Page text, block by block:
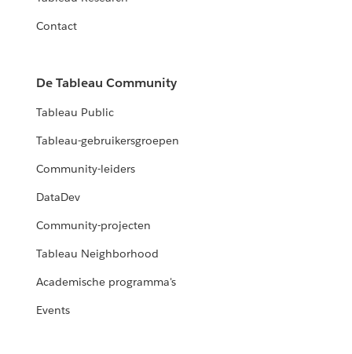
Contact
De Tableau Community
Tableau Public
Tableau-gebruikersgroepen
Community-leiders
DataDev
Community-projecten
Tableau Neighborhood
Academische programma's
Events